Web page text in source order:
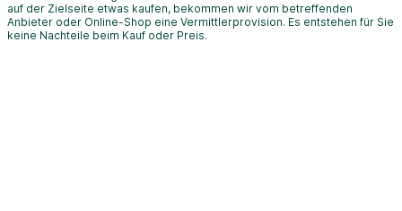
auf der Zielseite etwas kaufen, bekommen wir vom betreffenden
Anbieter oder Online-Shop eine Vermittlerprovision. Es entstehen für Sie
keine Nachteile beim Kauf oder Preis.